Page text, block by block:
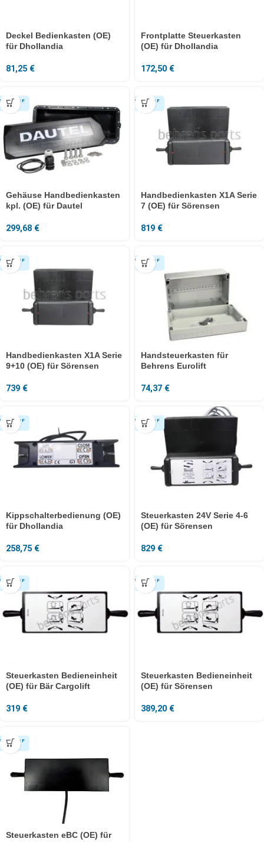
Deckel Bedienkasten (OE)
für Dhollandia
81,25 €
Frontplatte Steuerkasten
(OE) für Dhollandia
172,50 €
Gehäuse Handbedienkasten
kpl. (OE) für Dautel
299,68 €
Handbedienkasten X1A Serie
7 (OE) für Sörensen
819 €
Handbedienkasten X1A Serie
9+10 (OE) für Sörensen
739 €
Handsteuerkasten für
Behrens Eurolift
74,37 €
Kippschalterbedienung (OE)
für Dhollandia
258,75 €
Steuerkasten 24V Serie 4-6
(OE) für Sörensen
829 €
Steuerkasten Bedieneinheit
(OE) für Bär Cargolift
319 €
Steuerkasten Bedieneinheit
(OE) für Sörensen
389,20 €
Steuerkasten eBC (OE) für